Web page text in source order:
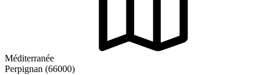
Méditerranée
Perpignan (66000)